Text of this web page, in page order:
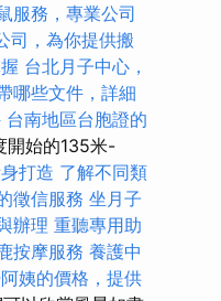
服務，專業公司
司，為你提供搬
台北月子中心，
哪些文件，詳細
台南地區台胞證的
開始的135米-
打造 了解不同類
徵信服務 坐月子
辦理 重聽專用助
按摩服務 養護中
姨的價格，提供